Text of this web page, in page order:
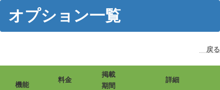
コ
ン
キ
ナ
ー
に
オプション一覧
戻る
機能
料金
掲載
期間
詳細